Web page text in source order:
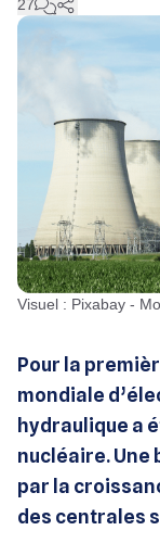
27
Visuel : Pixabay -
Pour la
mondiale
hydraulique a
nucléaire. Une
par la
des centrales